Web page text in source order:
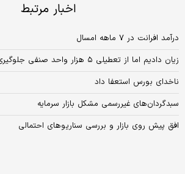
اخبار مرتبط
درآمد افرانت در ۷ ماهه امسال
زیان دادیم اما از تعطیلی ۵ هزار واحد صنفی جلوگیری کردیم
ناخدای بورس استعفا داد
سبدگردان‌های غیررسمی ‌مشکل بازار سرمایه
افق پیش روی بازار و بررسی سناریو‌‌‌های احتمالی